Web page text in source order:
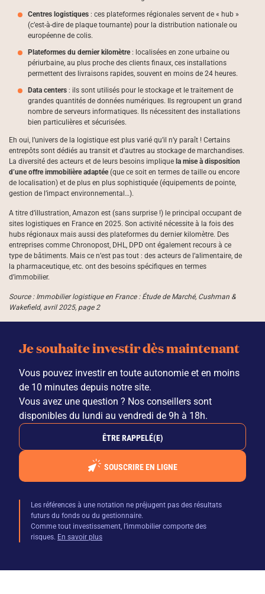
Centres logistiques : ces plateformes régionales servent de « hub »
(c’est-à-dire de plaque tournante) pour la distribution nationale ou
européenne de colis.
Plateformes du dernier kilomètre: localisées en zone urbaine ou
périurbaine, au plus proche des clients finaux, ces installations
permettent des livraisons rapides, souvent en moins de 24 heures.
Data centers : ils sont utilisés pour le stockage et le traitement de
grandes quantités de données numériques. Ils regroupent un grand
nombre de serveurs informatiques. Ils nécessitent des installations
bien particulières et sécurisées.
Eh oui, l’univers de la logistique est plus varié qu’il n’y paraît ! Certains
entrepôts sont dédiés au transit et d’autres au stockage de marchandises.
La diversité des acteurs et de leurs besoins implique la mise à disposition
d’une offre immobilière adaptée(que ce soit en termes de taille ou encore
de localisation) et de plus en plus sophistiquée (équipements de pointe,
gestion de l’impact environnemental…).
A titre d’illustration, Amazon est (sans surprise !) le principal occupant de
sites logistiques en France en 2025. Son activité nécessite à la fois des
hubs régionaux mais aussi des plateformes du dernier kilomètre. Des
entreprises comme Chronopost, DHL, DPD ont également recours à ce
type de bâtiments. Mais ce n’est pas tout : des acteurs de l’alimentaire, de
la pharmaceutique, etc. ont des besoins spécifiques en termes
d’immobilier.
Source : Immobilier logistique en France : Étude de Marché, Cushman &
Wakefield, avril 2025, page 2
Je souhaite investir dès maintenant
Vous pouvez investir en toute autonomie et en moins
de 10 minutes depuis notre site.
Vous avez une question ? Nos conseillers sont
disponibles du lundi au vendredi de 9h à 18h.
ÊTRE RAPPELÉ(E)
SOUSCRIRE EN LIGNE
Les références à une notation ne préjugent pas des résultats
futurs du fonds ou du gestionnaire.
Comme tout investissement, l’immobilier comporte des
risques. En savoir plus